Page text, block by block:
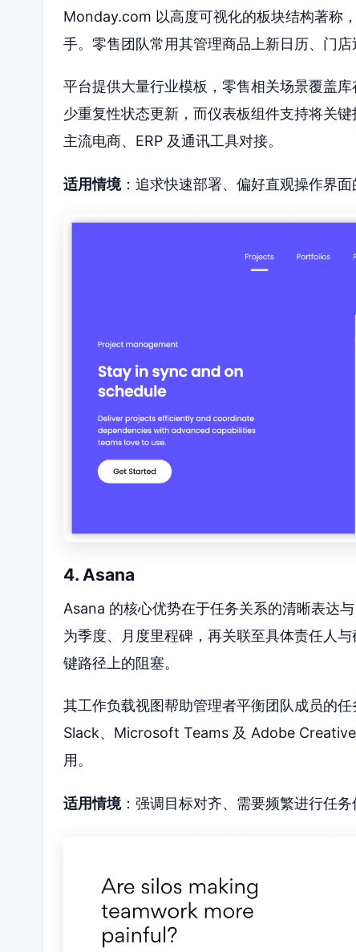
Monday.com 以高度可视化的板块结构著称
手。零售团队常用其管理商品上新日历、门店
平台提供大量行业模板，零售相关场景覆盖
少重复性状态更新，而仪表板组件支持将关
主流电商、ERP 及通讯工具对接。
适用情境：追求快速部署、偏好直观操作界
4. Asana
Asana 的核心优势在于任务关系的清晰表达
为季度、月度里程碑，再关联至具体责任人
键路径上的阻塞。
其工作负载视图帮助管理者平衡团队成员的
Slack、Microsoft Teams 及 Adobe
用。
适用情境：强调目标对齐、需要频繁进行任